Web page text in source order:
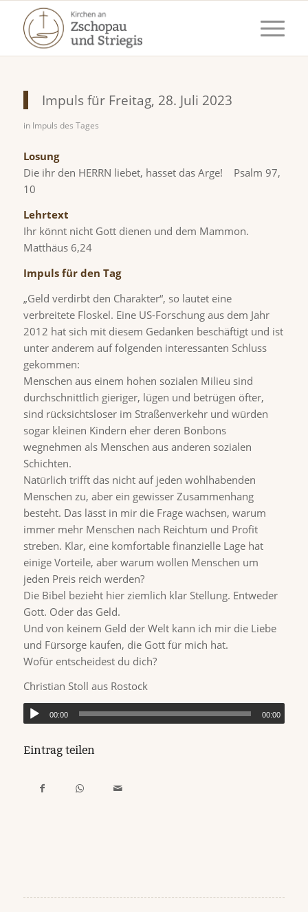
Impuls für Freitag, 28. Juli 2023
in Impuls des Tages
Losung
Die ihr den HERRN liebet, hasset das Arge! Psalm 97,
10
Ihr könnt nicht Gott dienen und dem Mammon.
Matthäus 6,24
Impuls für den Tag
„Geld verdirbt den Charakter“, so lautet eine
verbreitete Floskel. Eine US-Forschung aus dem Jahr
2012 hat sich mit diesem Gedanken beschäftigt und ist
unter anderem auf folgenden interessanten Schluss
gekommen:
Menschen aus einem hohen sozialen Milieu sind
durchschnittlich gieriger, lügen und betrügen öfter,
sind rücksichtsloser im Straßenverkehr und würden
sogar kleinen Kindern eher deren Bonbons
wegnehmen als Menschen aus anderen sozialen
Schichten.
Natürlich trifft das nicht auf jeden wohlhabenden
Menschen zu, aber ein gewisser Zusammenhang
besteht. Das lässt in mir die Frage wachsen, warum
immer mehr Menschen nach Reichtum und Profit
streben. Klar, eine komfortable finanzielle Lage hat
einige Vorteile, aber warum wollen Menschen um
jeden Preis reich werden?
Die Bibel bezieht hier ziemlich klar Stellung. Entweder
Gott. Oder das Geld.
Und von keinem Geld der Welt kann ich mir die Liebe
und Fürsorge kaufen, die Gott für mich hat.
Wofür entscheidest du dich?
Christian Stoll aus Rostock
00:00 00:00
Eintrag teilen